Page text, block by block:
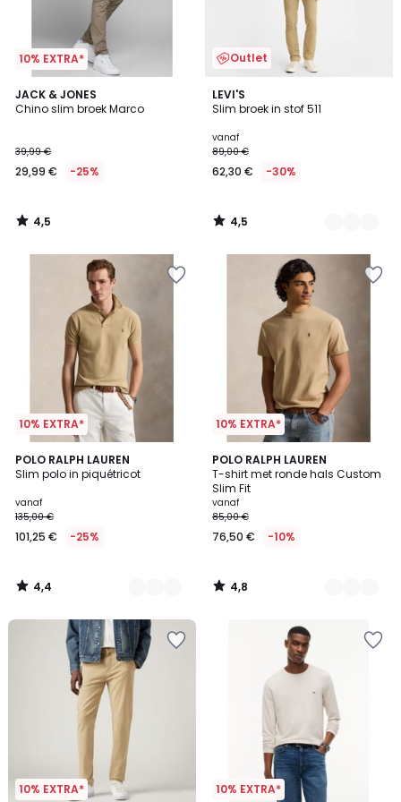
10% EXTRA*
JACK & JONES
Chino slim broek Marco
39,99 €
29,99 € -25%
4,5
/ 5
4,5
/
Outlet
LEVI'S
Slim broek in stof 511
vanaf
89,00 €
62,30 € -30%
4,5
/ 5
3
Kleuren
4,5
/
10% EXTRA*
POLO RALPH LAUREN
Slim polo in piquétricot
vanaf
135,00 €
101,25 € -25%
4,4
/ 5
5
Kleuren
4,4
/
10% EXTRA*
POLO RALPH LAUREN
T-shirt met ronde hals Custom
Slim Fit
vanaf
85,00 €
76,50 € -10%
4,8
/ 5
12
Kleuren
4,8
/
10% EXTRA* 10% EXTRA*